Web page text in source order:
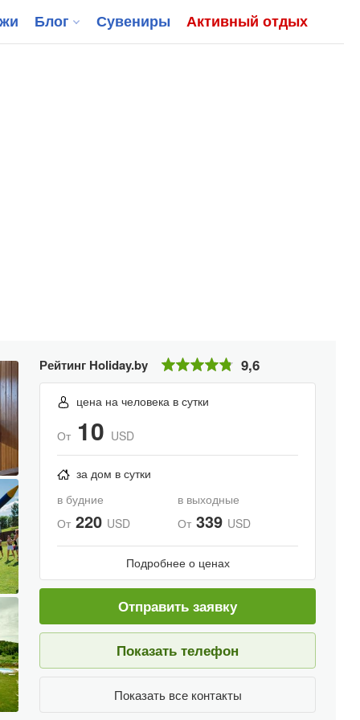
Блог Сувениры Активный отдых
Рейтинг Holiday.by 9,6
цена на человека в сутки
От 10 USD
за дом в сутки
в будние
От 220 USD
в выходные
От 339 USD
Подробнее о ценах
Отправить заявку
Показать телефон
Показать все контакты